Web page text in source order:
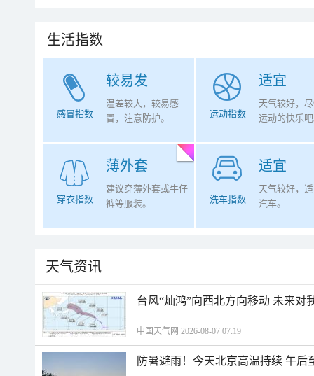
生活指数
较易发
感冒指数
温差较大，较易感
冒，注意防护。
适宜
运动指数
天气较好，
运动的快乐
薄外套
穿衣指数
建议穿薄外套或牛仔
裤等服装。
适宜
洗车指数
天气较好，
汽车。
天气资讯
台风“灿鸿”向西北方向移动 未来对
中国天气网 2026-08-07 07:19
防暑避雨！今天北京高温持续 午